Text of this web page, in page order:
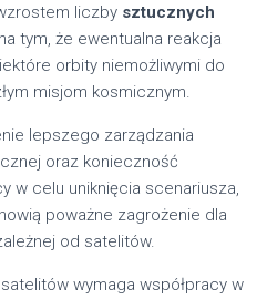
liczby sztucznych
tym, że ewentualna reakcja
orbity niemożliwymi do
misjom kosmicznym.
lepszego zarządzania
oraz konieczność
w celu uniknięcia scenariusza,
poważne zagrożenie dla
od satelitów.
wymaga współpracy w